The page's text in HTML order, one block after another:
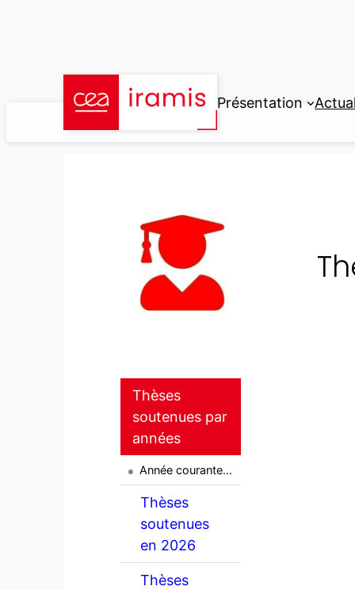
Présentation
Thèses
soutenues par
années
Année courante…
Thèses
soutenues
en 2026
Thèses